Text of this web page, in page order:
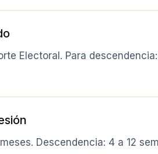
Electoral. Para
Descendencia: 4 a 12